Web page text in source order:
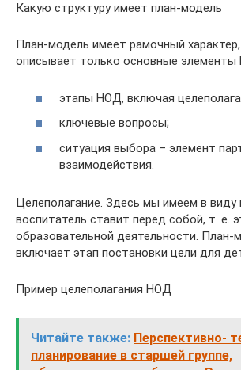
Какую структуру имеет план-модель
План-модель имеет рамочный
описывает только основные
этапы НОД, включая
ключевые вопросы;
ситуация выбора – элемент
взаимодействия.
Целеполагание. Здесь мы имеем в виду
воспитатель ставит перед собой, т. е.
образовательной деятельности. План-
включает этап постановки цели для
Пример целеполагания НОД
Читайте также: Перспективно-
планирование в старшей группе,